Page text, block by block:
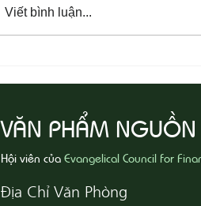
Viết bình luận...
VĂN PHẨM
Hội viên củaEvangelical Council for
Địa Chỉ Văn Phòng